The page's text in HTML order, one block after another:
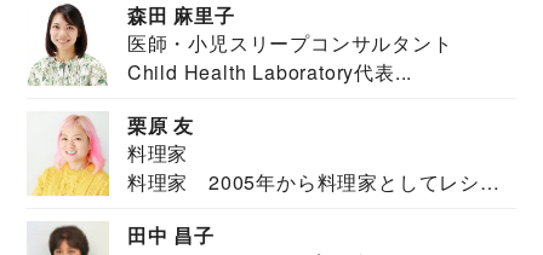
森田 麻里子
医師・小児スリープコンサルタント
Child Health Laboratory代表...
栗原 友
料理家
料理家 2005年から料理家としてレシピ
田中 昌子